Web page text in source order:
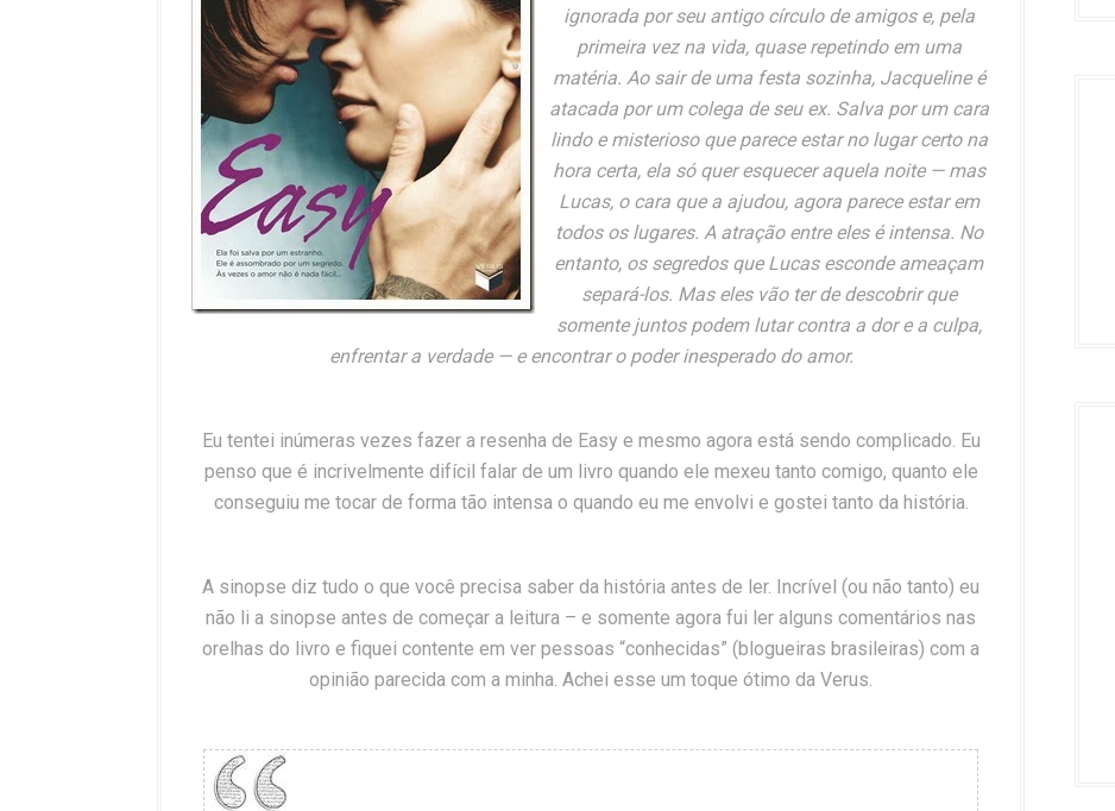
ignorada por seu antigo círculo de amigos e, pela
primeira vez na vida, quase repetindo em uma
matéria. Ao sair de uma festa sozinha, Jacqueline é
atacada por um colega de seu ex. Salva por um cara
lindo e misterioso que parece estar no lugar certo na
hora certa, ela só quer esquecer aquela noite — mas
Lucas, o cara que a ajudou, agora parece estar em
todos os lugares. A atração entre eles é intensa. No
entanto, os segredos que Lucas esconde ameaçam
separá-los. Mas eles vão ter de descobrir que
somente juntos podem lutar contra a dor e a culpa,
enfrentar a verdade — e encontrar o poder inesperado do amor.
Eu tentei inúmeras vezes fazer a resenha de Easy e mesmo agora está sendo complicado. Eu
penso que é incrivelmente difícil falar de um livro quando ele mexeu tanto comigo, quanto ele
conseguiu me tocar de forma tão intensa o quando eu me envolvi e gostei tanto da história.
A sinopse diz tudo o que você precisa saber da história antes de ler. Incrível (ou não tanto) eu
não li a sinopse antes de começar a leitura – e somente agora fui ler alguns comentários nas
orelhas do livro e fiquei contente em ver pessoas “conhecidas” (blogueiras brasileiras) com a
opinião parecida com a minha. Achei esse um toque ótimo da Verus.